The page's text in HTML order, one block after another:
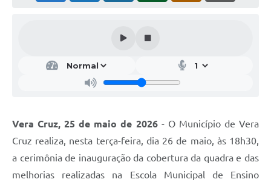
Vera Cruz, 25 de maio de 2026- O Município de Vera
Cruz realiza, nesta terça-feira, dia 26 de maio, às 18h30,
a cerimônia de inauguração da cobertura da quadra e das
melhorias realizadas na Escola Municipal de Ensino